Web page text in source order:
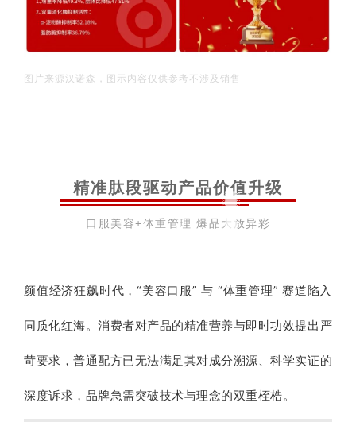
图片来源汉诺森，图示内容仅供参考不涉及销售
精准肽段驱动产品价值升级
口服美容+体重管理 爆品大放异彩
颜值经济狂飙时代，“美容口服” 与 “体重管理” 赛道陷入
同质化红海。消费者对产品的精准营养与即时功效提出严
苛要求，普通配方已无法满足其对成分溯源、科学实证的
深度诉求，品牌急需突破技术与理念的双重桎梏。